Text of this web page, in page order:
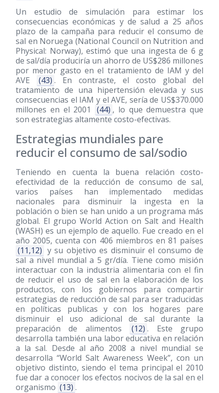
Un estudio de simulación para estimar los
consecuencias económicas y de salud a 25 años
plazo de la campaña para reducir el consumo de
sal en Noruega (National Council on Nutrition and
Physical: Norway), estimó que una ingesta de 6 g
de sal/día produciría un ahorro de US$286 millones
por menor gasto en el tratamiento de IAM y del
AVE
(43) . En contraste, el costo global del
tratamiento de una hipertensión elevada y sus
consecuencias el IAM y el AVE, sería de US$370.000
millones en el 2001
(44) , lo que demuestra que
son estrategias altamente costo-efectivas.
Estrategias mundiales pare
reducir el consumo de sal/sodio
Teniendo en cuenta la buena relación costo-
efectividad de la reducción de consumo de sal,
varios países han implementado medidas
nacionales para disminuir la ingesta en la
población o bien se han unido a un programa más
global. El grupo World Action on Salt and Health
(WASH) es un ejemplo de aquello. Fue creado en el
año 2005, cuenta con 406 miembros en 81 países
(11,12) y su objetivo es disminuir el consumo de
sal a nivel mundial a 5 gr/día. Tiene como misión
interactuar con la industria alimentaria con el fin
de reducir el uso de sal en la elaboración de los
productos, con los gobiernos para compartir
estrategias de reducción de sal para ser traducidas
en políticas publicas y con los hogares pare
disminuir el uso adicional de sal durante la
preparación de alimentos
(12) . Este grupo
desarrolla también una labor educativa en relación
a la sal. Desde al año 2008 a nivel mundial se
desarrolla “World Salt Awareness Week”, con un
objetivo distinto, siendo el tema principal el 2010
fue dar a conocer los efectos nocivos de la sal en el
organismo (13) .